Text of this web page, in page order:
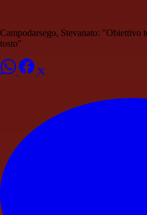
Campodarsego, Stevanato: "Obiettivo
tosto"